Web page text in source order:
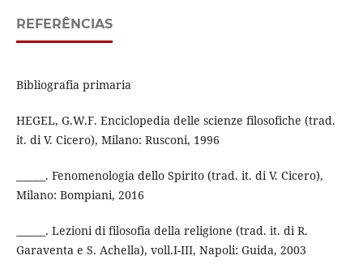
REFERÊNCIAS
Bibliografia primaria
HEGEL, G.W.F. Enciclopedia delle scienze filosofiche (trad.
it. di V. Cicero), Milano: Rusconi, 1996
______. Fenomenologia dello Spirito (trad. it. di V. Cicero),
Milano: Bompiani, 2016
______. Lezioni di filosofia della religione (trad. it. di R.
Garaventa e S. Achella), voll.I-III, Napoli: Guida, 2003